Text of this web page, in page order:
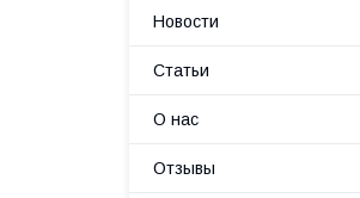
Новости
Статьи
О нас
Отзывы